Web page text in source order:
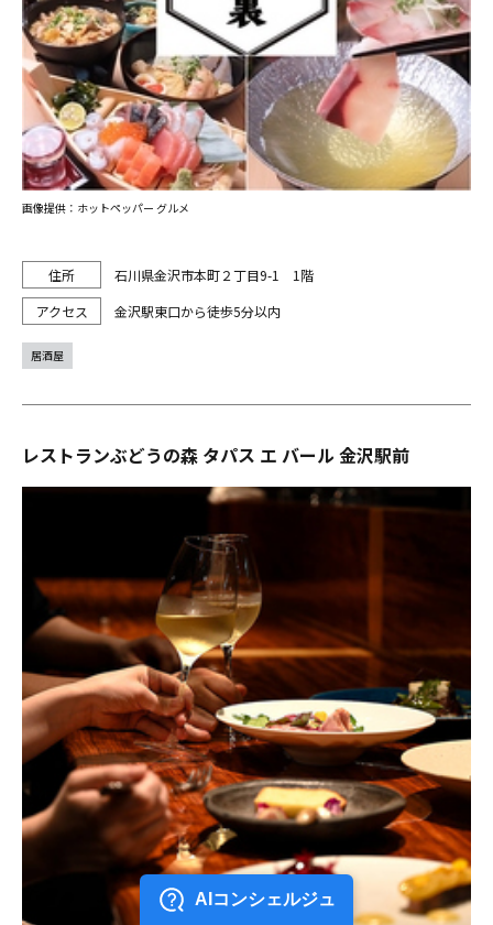
石川県金沢市本町２丁目9-1 1階
金沢駅東口から徒歩5分以内
画像提供：ホットペッパー グルメ
居酒屋
レストランぶどうの森 タパス エ バール 金沢駅前